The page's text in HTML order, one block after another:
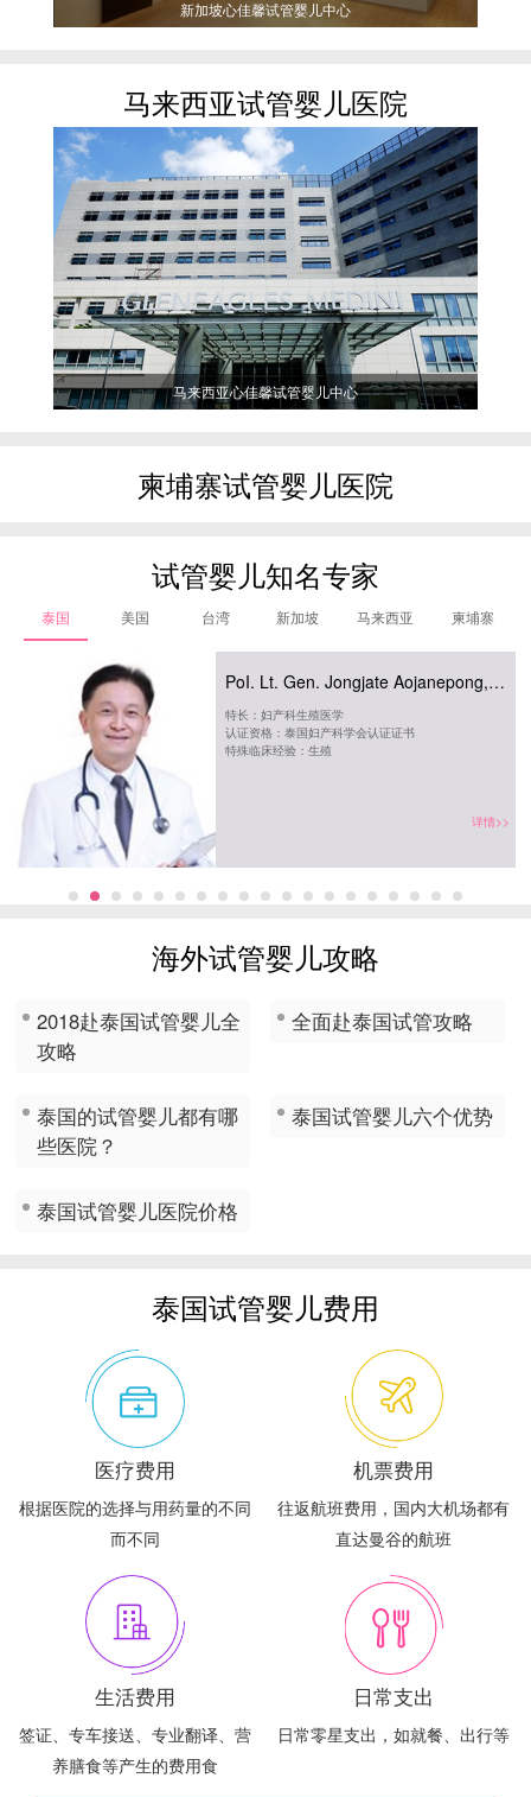
新加坡心佳馨试管婴儿中心
马来西亚试管婴儿医院
马来西亚心佳馨试管婴儿中心
柬埔寨试管婴儿医院
试管婴儿知名专家
泰国 美国 台湾 新加坡 马来西亚 柬埔寨
PoI. Lt. Gen. Jongjate Aojanepong,
MD 院长钟杰
特长：妇产科生殖医学
认证资格：泰国妇产科学会认证证书
特殊临床经验：生殖
详情>>
海外试管婴儿攻略
2018赴泰国试管婴儿全
攻略
全面赴泰国试管攻略
泰国的试管婴儿都有哪
些医院？
泰国试管婴儿六个优势
泰国试管婴儿医院价格
泰国试管婴儿费用
医疗费用
根据医院的选择与用药量的不同
而不同
机票费用
往返航班费用，国内大机场都有
直达曼谷的航班
生活费用
签证、专车接送、专业翻译、营
养膳食等产生的费用食
日常支出
日常零星支出，如就餐、出行等